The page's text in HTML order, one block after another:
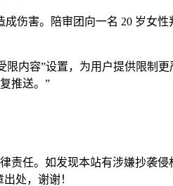
伤害。陪审团向一名 20 岁女性
内容”设置，为用户提供限制更
推送。”
责任。如发现本站有涉嫌抄袭侵
处，谢谢！